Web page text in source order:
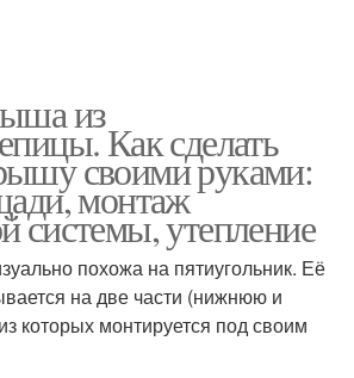
из
Как сделать
своими руками:
монтаж
системы, утепление
похожа на пятиугольник. Её
на две части (нижнюю и
которых монтируется под своим